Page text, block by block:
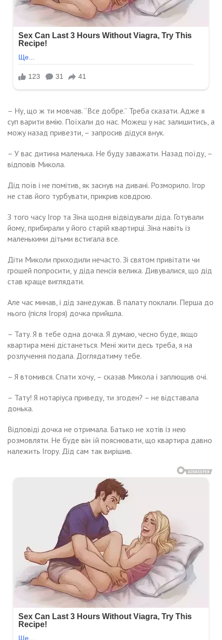
– Ну, що ж ти мовчав. “Все добре.” Треба сказати. Адже я
суп варити вмію. Поїхали до нас. Можеш у нас залишитись, а
можу назад привезти, – запросив дідуся внук.
– У вас дитина маленька. Не буду заважати. Назад поїду, –
відповів Микола.
Дід поїв і не помітив, як заснув на дивані. Розморило. Ігор
не став його турбувати, прикрив ковдрою.
З того часу Ігор та Зіна щодня відвідували діда. Готували
йому, прибирали у його старій квартирці. Зіна навіть із
маленькими дітьми встигала все.
Діти Миколи приходили нечасто. Зі святом привітати чи
грошей попросити, у діда пенсія велика. Дивувалися, що дід
став краще виглядати.
Але час минав, і дід занедужав. В палату поклали. Перша до
нього (після Ігоря) дочка прийшла.
– Тату. Я в тебе одна дочка. Я думаю, чесно буде, якщо
квартира мені дістанеться. Мені жити десь треба, я на
розлучення подала. Доглядатиму тебе.
– Я втомився. Спати хочу, – сказав Микола і заплющив очі.
– Тату! Я нотаріуса приведу, ти згоден? – не відставала
донька.
Відповіді дочка не отримала. Батько не хотів із нею
розмовляти. Не буде він їй пояснювати, що квартира давно
належить Ігору. Дід сам так вирішив.